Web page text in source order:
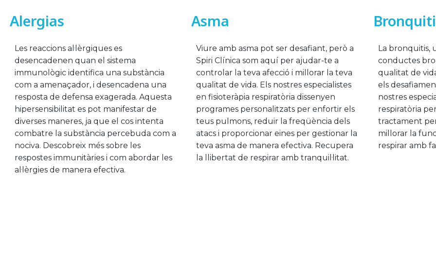
Alergias
Les reaccions al·lèrgiques es
desencadenen quan el sistema
immunològic identifica una substància
com a amenaçador, i desencadena una
resposta de defensa exagerada. Aquesta
hipersensibilitat es pot manifestar de
diverses maneres, ja que el cos intenta
combatre la substància percebuda com a
nociva. Descobreix més sobre les
respostes immunitàries i com abordar les
al·lèrgies de manera efectiva.
Asma
Viure amb asma pot ser desafiant, però a
Spiri Clínica som aquí per ajudar-te a
controlar la teva afecció i millorar la teva
qualitat de vida. Els nostres especialistes
en fisioteràpia respiratòria dissenyen
programes personalitzats per enfortir els
teus pulmons, reduir la freqüència dels
atacs i proporcionar eines per gestionar la
teva asma de manera efectiva. Recupera
la llibertat de respirar amb tranquil·litat.
La bronquitis,
conductes
qualitat de
els
nostres
respiratòria
tractament
millorar la
respirar amb